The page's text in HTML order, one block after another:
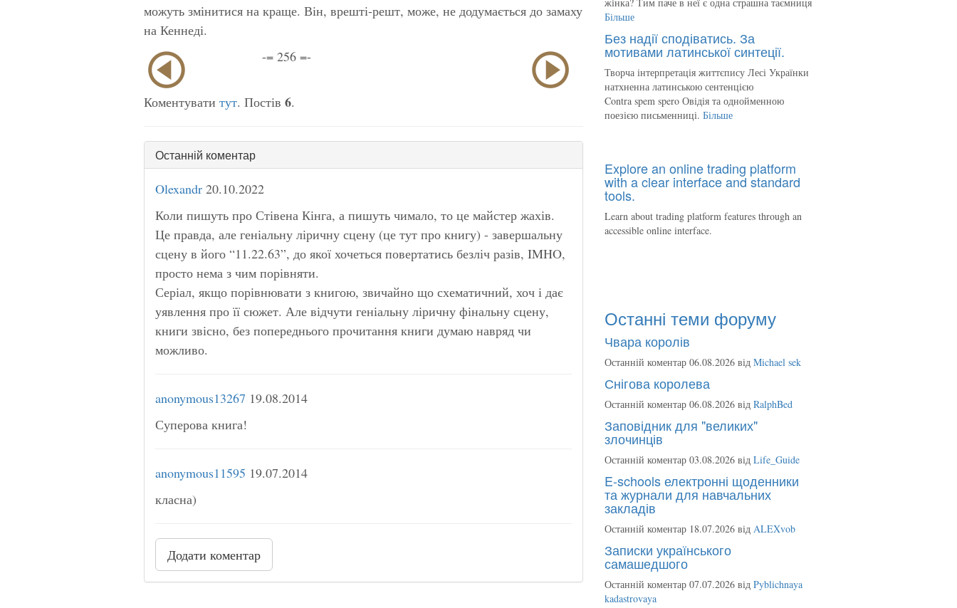
можуть змінитися на краще. Він, врешті-решт, може, не додумається до замаху
на Кеннеді.
-= 256 =-
Коментувати тут. Постів 6.
Останній коментар
Olexandr 20.10.2022
Коли пишуть про Стівена Кінга, а пишуть чимало, то це майстер жахів.
Це правда, але геніальну ліричну сцену (це тут про книгу) - завершальну
сцену в його “11.22.63”, до якої хочеться повертатись безліч разів, IMHO,
просто нема з чим порівняти.
Серіал, якщо порівнювати з книгою, звичайно що схематичний, хоч і дає
уявлення про її сюжет. Але відчути геніальну ліричну фінальну сцену,
книги звісно, без попереднього прочитання книги думаю навряд чи
можливо.
anonymous13267 19.08.2014
Суперова книга!
anonymous11595 19.07.2014
класна)
Додати коментар
Більше
Без надії сподіватись. За
мотивами латинської синтеції.
Творча інтерпретація життєпису Лесі Українки
натхненна латинською сентенцією
Contra spem spero Овідія та однойменною
поезією письменниці. Більше
Explore an online trading platform
with a clear interface and standard
tools.
Learn about trading platform features through an
accessible online interface.
Останні теми форуму
Чвара королів
Останній коментар 06.08.2026 від Michael sek
Снігова королева
Останній коментар 06.08.2026 від RalphBed
Заповідник для "великих"
злочинців
Останній коментар 03.08.2026 від Life_Guide
E-schools електронні щоденники
та журнали для навчальних
закладів
Останній коментар 18.07.2026 від ALEXvob
Записки українського
самашедшого
Останній коментар 07.07.2026 від Pyblichnaya
kadastrovaya